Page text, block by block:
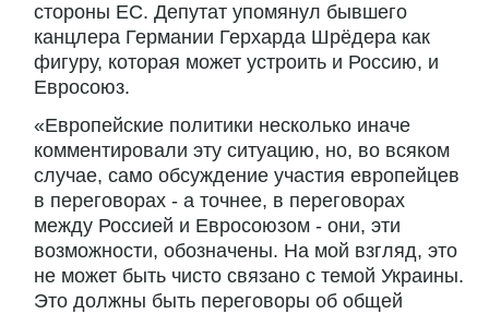
стороны ЕС. Депутат упомянул бывшего
канцлера Германии Герхарда Шрёдера как
фигуру, которая может устроить и Россию, и
Евросоюз.
«Европейские политики несколько иначе
комментировали эту ситуацию, но, во всяком
случае, само обсуждение участия европейцев
в переговорах - а точнее, в переговорах
между Россией и Евросоюзом - они, эти
возможности, обозначены. На мой взгляд, это
не может быть чисто связано с темой Украины.
Это должны быть переговоры об общей